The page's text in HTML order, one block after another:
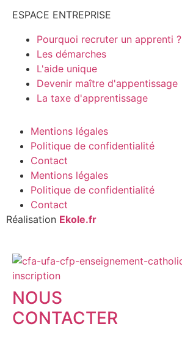
ESPACE ENTREPRISE
Pourquoi recruter un apprenti ?
Les démarches
L'aide unique
Devenir maître d'appentissage
La taxe d'apprentissage
Mentions légales
Politique de confidentialité
Contact
Mentions légales
Politique de confidentialité
Contact
Réalisation Ekole.fr
NOUS
CONTACTER